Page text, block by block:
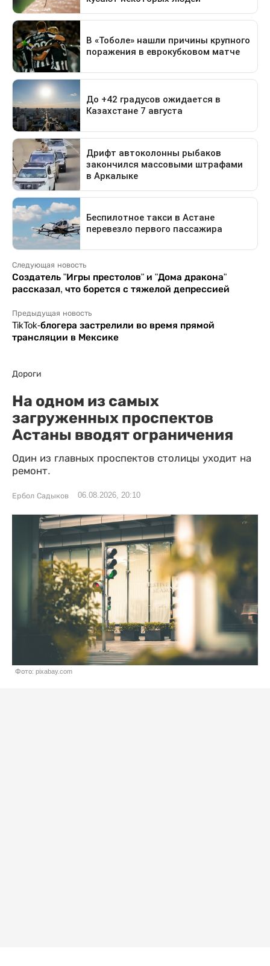
Следующая новость
Создатель "Игры престолов" и "Дома дракона"
рассказал, что борется с тяжелой депрессией
Предыдущая новость
TikTok-блогера застрелили во время прямой
трансляции в Мексике
Дороги
На одном из самых
загруженных проспектов
Астаны вводят ограничения
Один из главных проспектов столицы уходит на
ремонт.
Ербол Садыков 06.08.2026, 20:10
Фото: pixabay.com